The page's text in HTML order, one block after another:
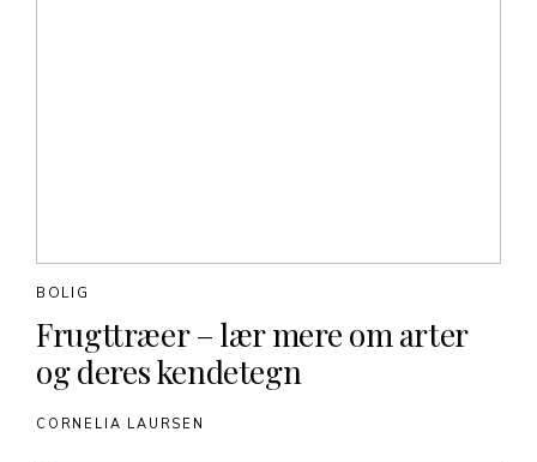
Frugttræer – lær mere om arter
og deres kendetegn
BOLIG
CORNELIA LAURSEN